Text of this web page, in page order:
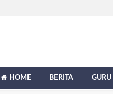
HOME BERITA GURU